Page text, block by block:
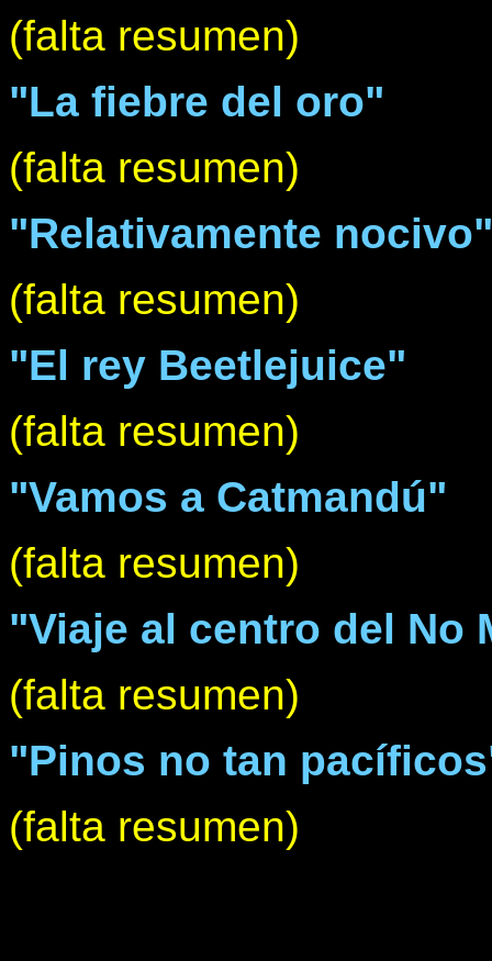
(falta resumen)
"La fiebre del oro"
(falta resumen)
"Relativamente nocivo"
(falta resumen)
"El rey Beetlejuice"
(falta resumen)
"Vamos a Catmandú"
(falta resumen)
"Viaje al centro del No
(falta resumen)
"Pinos no tan
(falta resumen)